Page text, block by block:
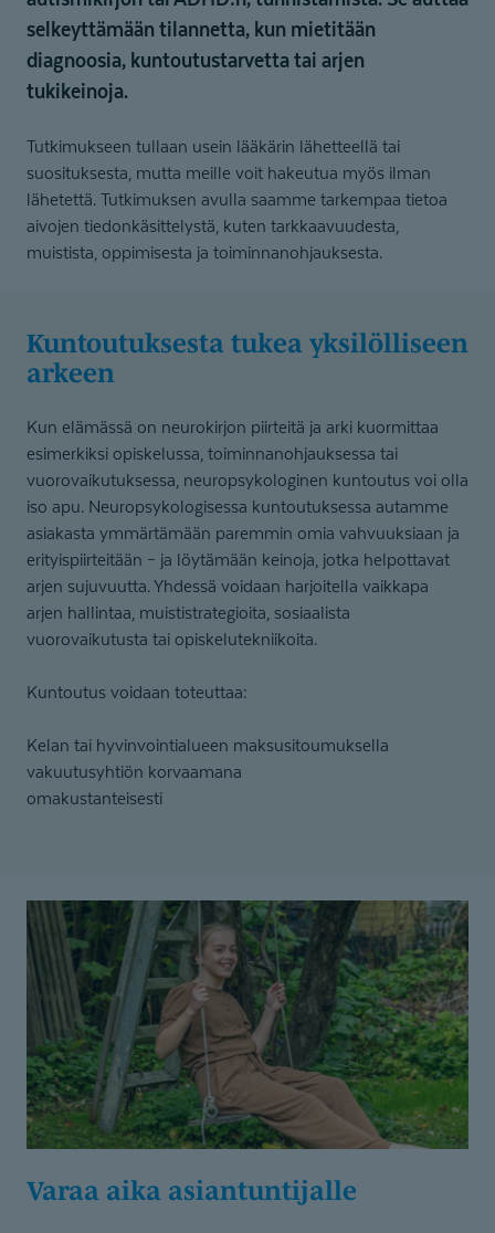
selkeyttämään tilannetta, kun mietitään
diagnoosia, kuntoutustarvetta tai arjen
tukikeinoja.
Tutkimukseen tullaan usein lääkärin lähetteellä tai
suosituksesta, mutta meille voit hakeutua myös ilman
lähetettä. Tutkimuksen avulla saamme tarkempaa tietoa
aivojen tiedonkäsittelystä, kuten tarkkaavuudesta,
muistista, oppimisesta ja toiminnanohjauksesta.
Kuntoutuksesta tukea yksilölliseen
arkeen
Kun elämässä on neurokirjon piirteitä ja arki kuormittaa
esimerkiksi opiskelussa, toiminnanohjauksessa tai
vuorovaikutuksessa, neuropsykologinen kuntoutus voi olla
iso apu. Neuropsykologisessa kuntoutuksessa autamme
asiakasta ymmärtämään paremmin omia vahvuuksiaan ja
erityispiirteitään – ja löytämään keinoja, jotka helpottavat
arjen sujuvuutta. Yhdessä voidaan harjoitella vaikkapa
arjen hallintaa, muististrategioita, sosiaalista
vuorovaikutusta tai opiskelutekniikoita.
Kuntoutus voidaan toteuttaa:
Kelan tai hyvinvointialueen maksusitoumuksella
vakuutusyhtiön korvaamana
omakustanteisesti
Varaa aika asiantuntijalle